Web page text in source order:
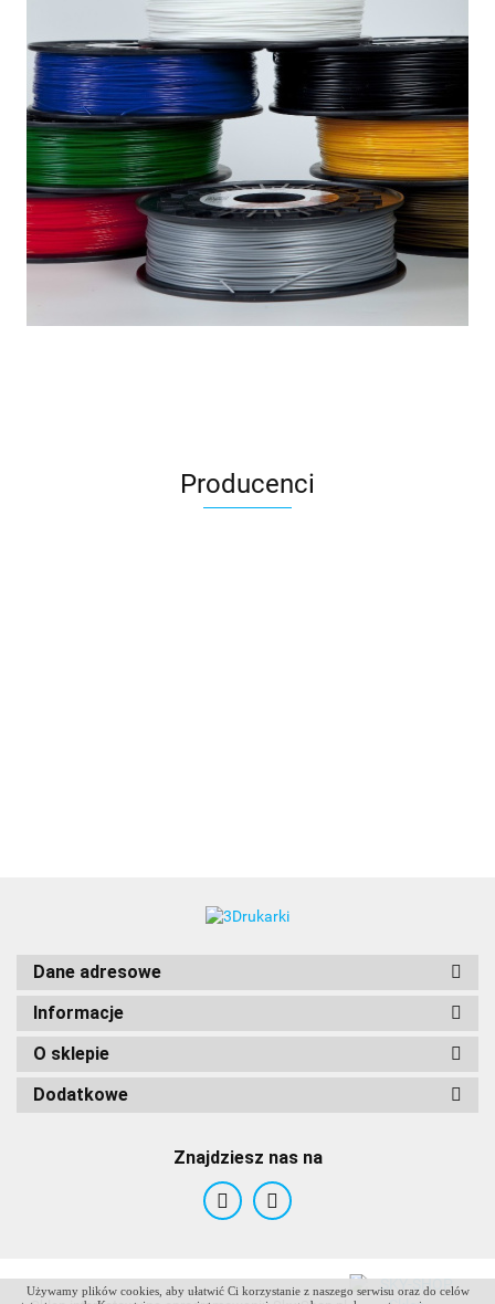
Używamy plików cookies, aby ułatwić Ci korzystanie z naszego serwisu oraz do celów
Producenci
Dane adresowe
Informacje
O sklepie
Dodatkowe
Znajdziesz nas na